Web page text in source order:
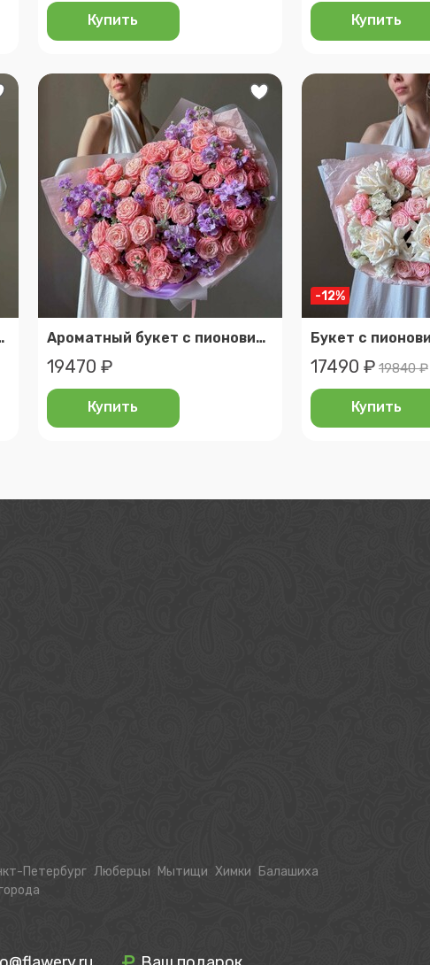
Купить Купить
размер m, veresk 266 Ароматный букет с пионовидными розовыми розами, размер l
19470 ₽
Купить
-12%
17490 ₽ 19840 ₽
Купить
Петербург Люберцы Мытищи Химки
Балашиха